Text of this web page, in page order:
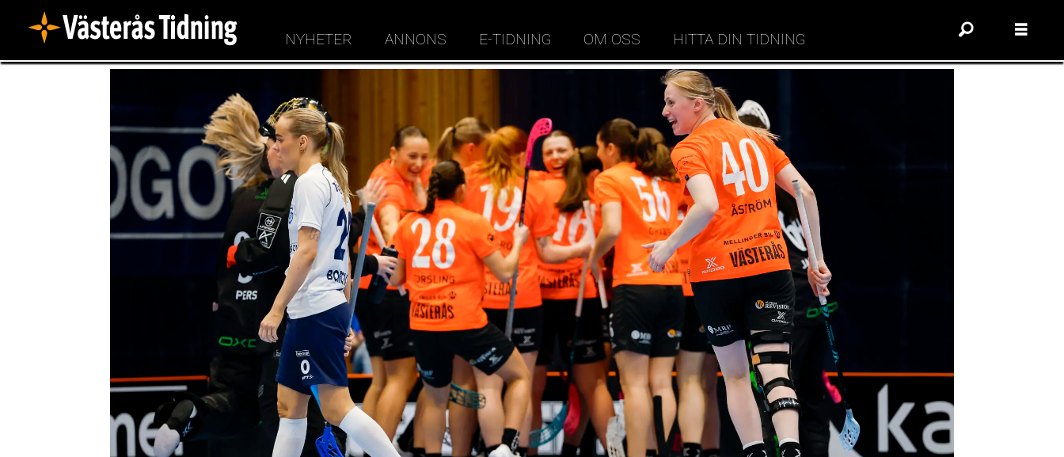
NYHETER ANNONS E-TIDNING OM OSS HITTA DIN TIDNING